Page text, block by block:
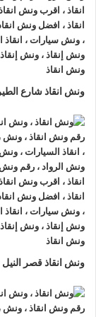
طلب ونش الانقاذ
سيارات:
اصبح الامر سهلا
حديث ومجهز.
كل هذا يمنح
قادمة على الفور و
ارسالاقرب ونش
رقم ونش
ونش انقاذ الرواد
الي 30 عام من التعامل مع جميع انواع السيارات لاننا نمتلك
الحديثة والطاقم
على الطرق
السياراتالخيار
ونش انقاذ شارع
ونش انقاذ قصر النيل